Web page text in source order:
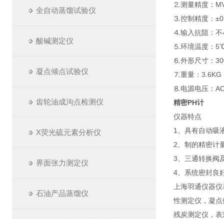
全自动蒸馏试验仪
酸碱测定仪
凝点倾点试验仪
齿轮油成沟点检测仪
X荧光硫元素分析仪
界面张力测定仪
石油产品蒸馏仪
⒉测量精度：
⒊控制精度：
⒋输入抗阻：
⒌环境温度：
⒍外形尺寸：
⒎重量：3.6KG
⒏电源电压：
精密PH计
仪器特点
1、具有自动吸
2、制的精密计
3、三通转换阀
4、系统密封良
上海羽通仪器
性测定仪，凝
残炭测定仪，